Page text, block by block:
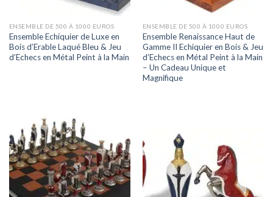
ENSEMBLE DE 500 À 1000 EUROS
Ensemble Echiquier de Luxe en
Bois d’Erable Laqué Bleu & Jeu
d’Echecs en Métal Peint à la Main
ENSEMBLE DE 500 À 1000 EUROS
Ensemble Renaissance Haut de
Gamme II Echiquier en Bois & Jeu
d’Echecs en Métal Peint à la Main
– Un Cadeau Unique et
Magnifique